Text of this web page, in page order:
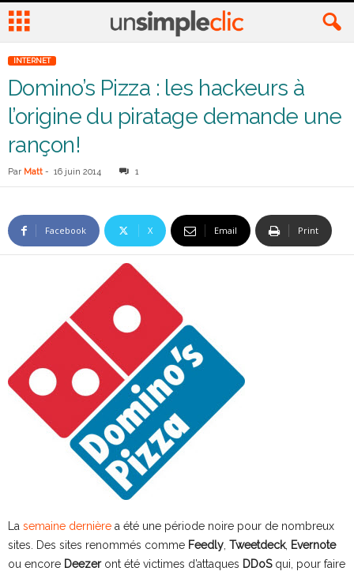
INTERNET
Domino’s Pizza : les hackeurs à
l’origine du piratage demande une
rançon!
Par Matt - 16 juin 2014 1
Facebook X Email Print
La semaine dernière a été une période noire pour de nombreux
sites. Des sites renommés comme Feedly Tweetdeck, Evernote
ou encore Deezeront été victimes d’attaques DDoSqui, pour faire